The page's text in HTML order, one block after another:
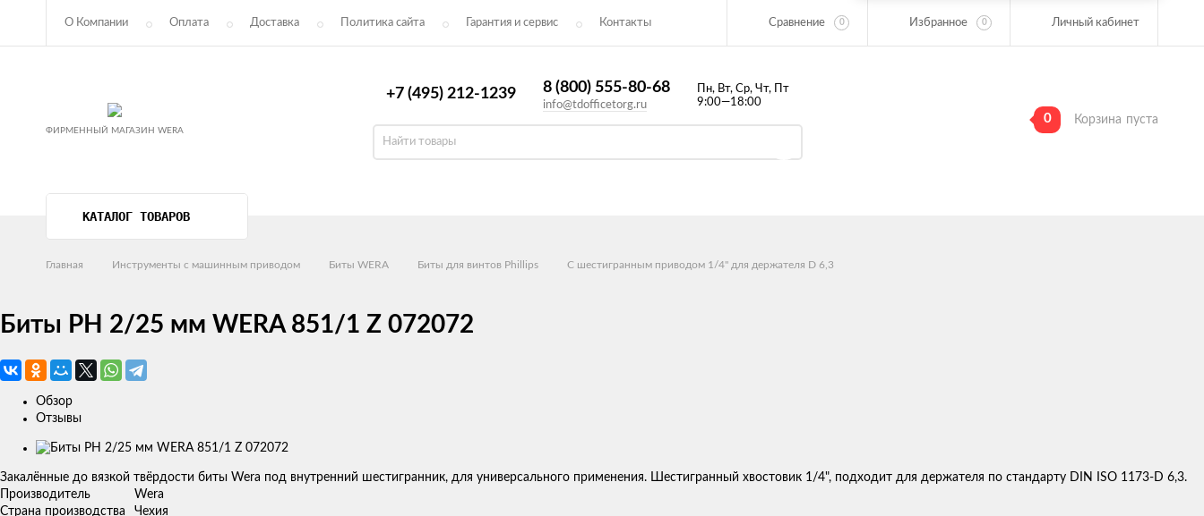
О Компании Оплата Доставка Политика сайта Гарантия и сервис Контакты​ Сравнение 0 Избранное 0 Личный кабинет
ФИРМЕННЫЙ МАГАЗИН WERA
+7 (495) 212-1239 8 (800) 555-80-68
info@tdofficetorg.ru
Пн, Вт, Ср, Чт, Пт
9:00—18:00
0 Корзина пуста
КАТАЛОГ ТОВАРОВ
Главная Инструменты с машинным приводом Биты WERA Биты для винтов Phillips С шестигранным приводом 1/4" для держателя D 6,3
Биты РН 2/25 мм WERA 851/1 Z 072072
Обзор
Отзывы
Изображения
товаров
Закалённые до вязкой твёрдости биты Wera под внутренний шестигранник, для универсального применения. Шестигранный хвостовик 1/4", подходит для держателя по стандарту DIN ISO 1173-D 6,3.
Производитель
Wera
Страна производства
Чехия